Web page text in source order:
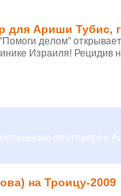
для Ариши Тубис,
делом"
Израиля! Рецидив
протоиерея
на Троицу-2009